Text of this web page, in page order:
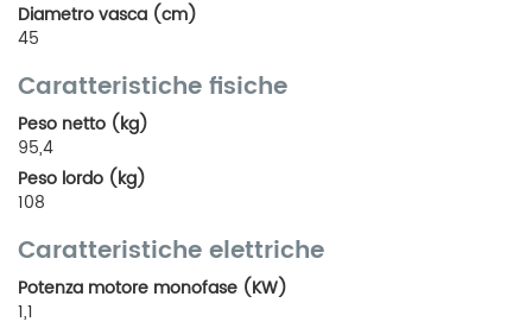
Diametro vasca (cm)
45
Caratteristiche fisiche
Peso netto (kg)
95,4
Peso lordo (kg)
108
Caratteristiche elettriche
Potenza motore monofase (KW)
1,1